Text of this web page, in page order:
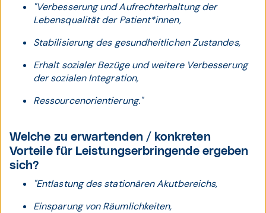
"Verbesserung und Aufrechterhaltung der
Lebensqualität der Patient*innen,
Stabilisierung des gesundheitlichen Zustandes,
Erhalt sozialer Bezüge und weitere Verbesserung
der sozialen Integration,
Ressourcenorientierung."
Welche zu erwartenden / konkreten
Vorteile für Leistungserbringende ergeben
sich?
"Entlastung des stationären Akutbereichs,
Einsparung von Räumlichkeiten,